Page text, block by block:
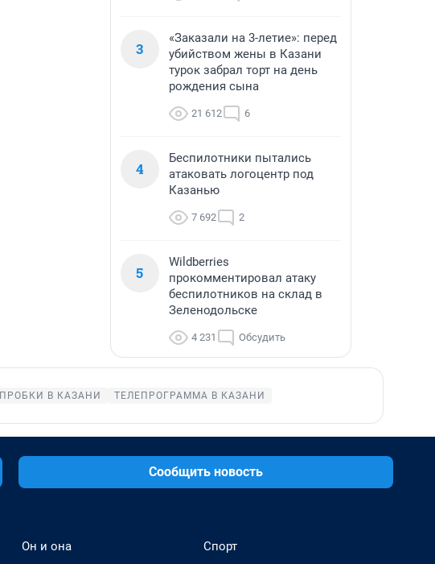
3
«Заказали на 3-летие»: перед
убийством жены в Казани
турок забрал торт на день
рождения сына
21 612 6
4
Беспилотники пытались
атаковать логоцентр под
Казанью
7 692 2
5
Wildberries
прокомментировал атаку
беспилотников на склад в
Зеленодольске
4 231 Обсудить
ПРОБКИ В КАЗАНИ ТЕЛЕПРОГРАММА В КАЗАНИ
Сообщить новость
Он и она
Спорт